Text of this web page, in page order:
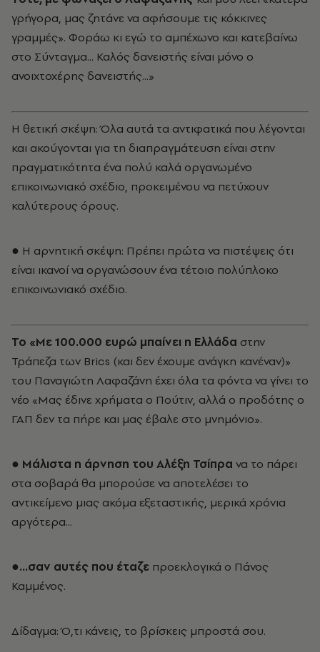
γρήγορα, μας ζητάνε να αφήσουμε τις κόκκινες
γραμμές». Φοράω κι εγώ το αμπέχωνο και κατεβαίνω
στο Σύνταγμα... Καλός δανειστής είναι μόνο ο
ανοιχτοχέρης δανειστής...»
Η θετική σκέψη: Όλα αυτά τα αντιφατικά που λέγονται
και ακούγονται για τη διαπραγμάτευση είναι στην
πραγματικότητα ένα πολύ καλά οργανωμένο
επικοινωνιακό σχέδιο, προκειμένου να πετύχουν
καλύτερους όρους.
● Η αρνητική σκέψη: Πρέπει πρώτα να πιστέψεις ότι
είναι ικανοί να οργανώσουν ένα τέτοιο πολύπλοκο
επικοινωνιακό σχέδιο.
Το «Με 100.000 ευρώ μπαίνει η Ελλάδα στην
Τράπεζα των Brics (και δεν έχουμε ανάγκη κανέναν)»
του Παναγιώτη Λαφαζάνη έχει όλα τα φόντα να γίνει το
νέο «Μας έδινε χρήματα ο Πούτιν, αλλά ο προδότης ο
ΓΑΠ δεν τα πήρε και μας έβαλε στο μνημόνιο».
● Μάλιστα η άρνηση του Αλέξη Τσίπρα να το πάρει
στα σοβαρά θα μπορούσε να αποτελέσει το
αντικείμενο μιας ακόμα εξεταστικής, μερικά χρόνια
αργότερα...
●...σαν αυτές που έταζε προεκλογικά ο Πάνος
Καμμένος.
Δίδαγμα: Ό,τι κάνεις, το βρίσκεις μπροστά σου.